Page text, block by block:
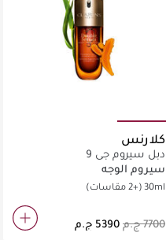
كلارنس
دبل سيروم جي 9
سيروم الوجه
30ml(+2 مقاسات)